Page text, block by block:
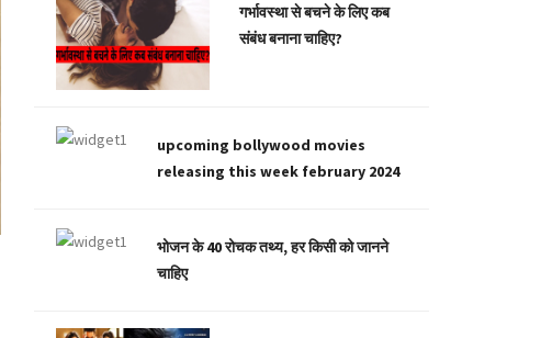
गर्भावस्था से बचने के लिए कब
संबंध बनाना चाहिए?
upcoming bollywood movies
releasing this week february 2024
भोजन के 40 रोचक तथ्य, हर किसी को जानने
चाहिए